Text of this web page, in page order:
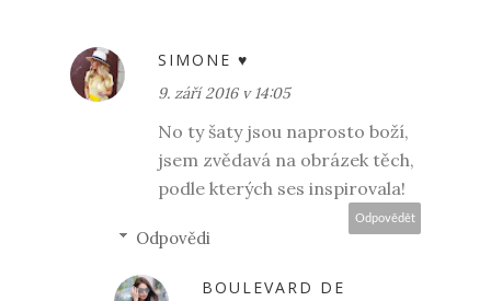
SIMONE ♥
9. září 2016 v 14:05
No ty šaty jsou naprosto boží,
jsem zvědavá na obrázek těch,
podle kterých ses inspirovala!
Odpovědět
Odpovědi
BOULEVARD DE